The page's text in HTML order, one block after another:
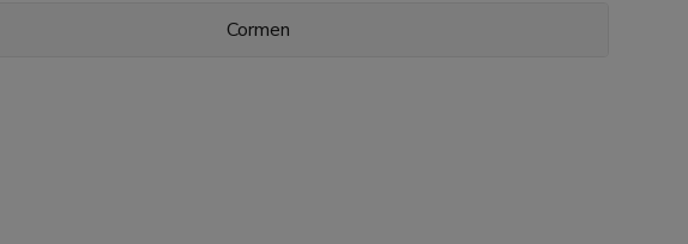
Cormen